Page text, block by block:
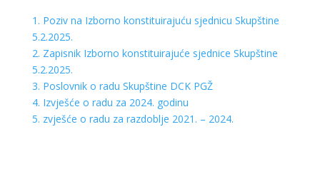
1. Poziv na Izborno konstituirajuću sjednicu Skupštine
5.2.2025.
2. Zapisnik Izborno konstituirajuće sjednice Skupštine
5.2.2025.
3. Poslovnik o radu Skupštine DCK PGŽ
4. Izvješće o radu za 2024. godinu
5. zvješće o radu za razdoblje 2021. – 2024.